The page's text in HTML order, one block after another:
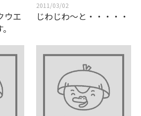
ウエ
2011/03/02
じわじわ～と・・・・・